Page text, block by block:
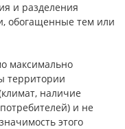
и разделения
обога­щенные тем или
максимально
территории
наличие
и не
этого